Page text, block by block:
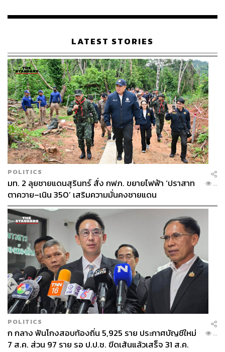
เรือนไทยที่ถูกซุกไว้
LATEST STORIES
POLITICS
มท. 2 ลุยชายแดนสุรินทร์ สั่ง กฟภ. ขยายไฟฟ้า ‘ปราสาท
ตาควาย–เนิน 350’ เสริมความมั่นคงชายแดน
...
POLITICS
ก กลาง ฟันโกงสอบท้องถิ่น 5,925 ราย ประกาศบัญชีใหม่
7 ส.ค. ส่วน 97 ราย รอ ป.ป.ช. ขีดเส้นแล้วเสร็จ 31 ส.ค.
...